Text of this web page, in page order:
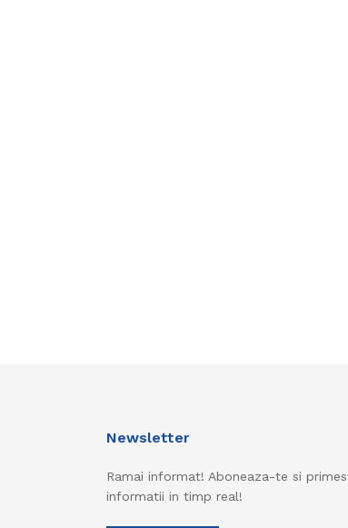
Newsletter
Ramai informat! Aboneaza-te si
informatii in timp real!